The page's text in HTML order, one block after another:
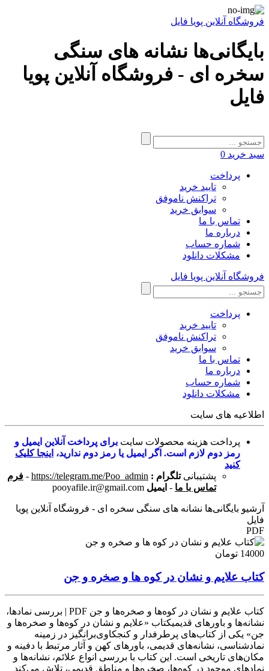
فروشگاه آنلاین پویا فایل
بایگانی‌ها نشانه های سنگی
سخره ای - فروشگاه آنلاین پویا
فایل
سبد خرید 0
پرداخت
تایید خرید
تراکنش ناموفق
سوابق خرید
تماس با ما
درباره ما
شماره حساب
مشکلات دانلود
فروشگاه آنلاین پویا فایل
پرداخت
تایید خرید
تراکنش ناموفق
سوابق خرید
تماس با ما
درباره ما
شماره حساب
مشکلات دانلود
اطلاعیه های سایت
پرداخت هزینه محصولات سایت برای پرداخت آنلاین ایمیل و
رمز دوم لازم است. اگر ایمیل یا رمز دوم ندارید، اینجا کلیک
کنید
پشتیبانی تلگرام : https://telegram.me/Poo_admin
- فرم
تماس با ما - ایمیل pooyafile.ir@gmail.com
آرشیو بایگانی‌ها نشانه های سنگی سخره ای - فروشگاه آنلاین پویا
فایل
PDF
14000 تومان
کتاب علایم و نشان در کوه ها و صخره و جن
کتاب علایم و نشان در کوه‌ها و صخره‌ها و جن PDF | بررسی نمادها،
نشانه‌ها و باورهای قدیمیکتاب «علایم و نشان در کوه‌ها و صخره‌ها و
جن» یکی از کتاب‌های پرطرفدار و کنجکاوی‌برانگیز در زمینه
نمادشناسی، نشانه‌های قدیمی، باورهای کهن و آثار مرتبط با دفینه و
مکان‌های تاریخی است. این کتاب با بررسی انواع علائم، نشانه‌ها و
نمادهای موجود در کوه‌ها، صخره‌ها و مناطق قدیمی، تلاش می‌کند